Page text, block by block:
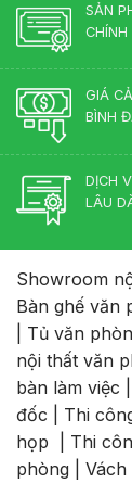
SẢN
GIÁ
BÌNH
DỊCH
LÂU
Showroom
Bàn ghế văn
Tủ văn
nội thất văn
bàn làm việc
đốc
Thi
họp
Thi
phòng